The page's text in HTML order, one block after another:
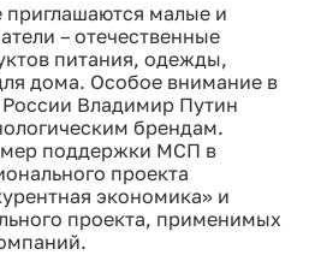
приглашаются малые и
– отечественные
питания, одежды,
дома. Особое внимание в
Владимир Путин
брендам.
мер поддержки МСП в
проекта
экономика» и
проекта, применимых